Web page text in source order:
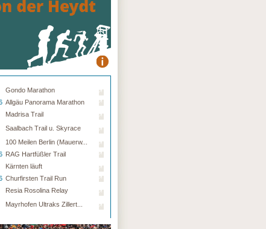
Gondo Marathon
Allgäu Panorama Marathon
Madrisa Trail
Saalbach Trail u. Skyrace
100 Meilen Berlin (Mauerw...
RAG Hartfüßler Trail
Kärnten läuft
Churfirsten Trail Run
Resia Rosolina Relay
Mayrhofen Ultraks Zillert...